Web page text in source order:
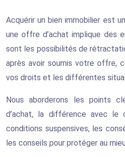
Acquérir un bien immobilier est
une offre d’achat implique des
sont les possibilités de
après avoir soumis votre offre,
vos droits et les différentes
Nous aborderons les points
d’achat, la différence avec le
conditions suspensives, les
les conseils pour protéger au